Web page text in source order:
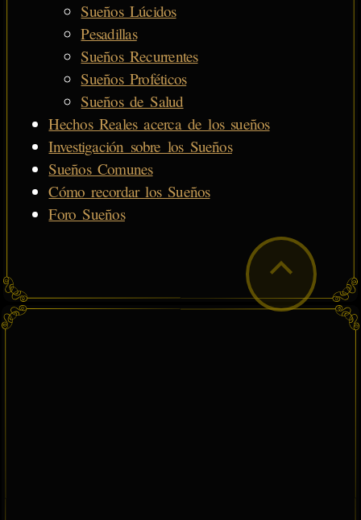
Sueños Lúcidos
Pesadillas
Sueños Recurrentes
Sueños Proféticos
Sueños de Salud
Hechos Reales acerca de los sueños
Investigación sobre los Sueños
Sueños Comunes
Cómo recordar los Sueños
Foro Sueños